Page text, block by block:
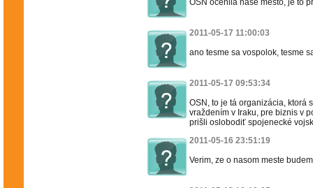
OSN ocenila nase mesto, je to
2011-05-17 11:00:03
ano tesme sa vospolok, tesme
2011-05-17 09:53:34
OSN, to je tá organizácia, ktorá
vraždením v Iraku, pre biznis v
prišli oslobodiť spojenecké
2011-05-16 23:51:19
Verim, ze o nasom meste